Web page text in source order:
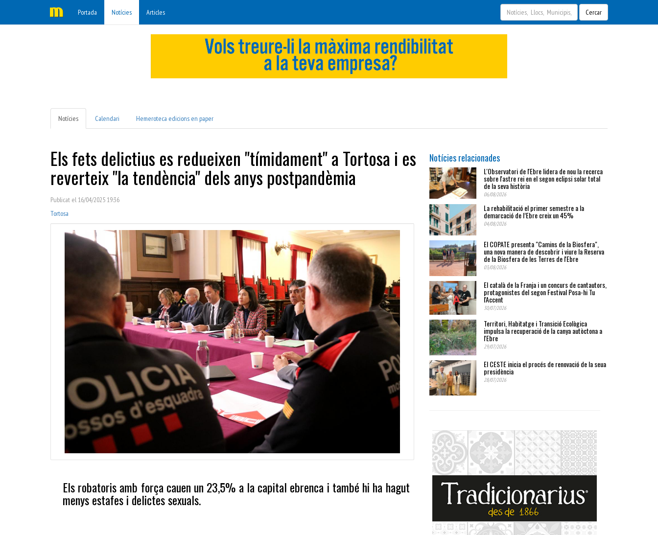
Portada Notícies Articles Cercar
Notícies Calendari Hemeroteca edicions en paper
Els fets delictius es redueixen "tímidament" a Tortosa i es
reverteix "la tendència" dels anys postpandèmia
Publicat el 16/04/2025 19:36
Tortosa
Els robatoris amb força cauen un 23,5% a la capital ebrenca i també hi ha hagut
menys estafes i delictes sexuals.
Notícies relacionades
L'Observatori de l'Ebre lidera de nou la recerca
sobre l'astre rei en el segon eclipsi solar total
de la seva història
06/08/2026
La rehabilitació el primer semestre a la
demarcació de l’Ebre creix un 45%
04/08/2026
El COPATE presenta "Camins de la Biosfera",
una nova manera de descobrir i viure la Reserva
de la Biosfera de les Terres de l'Ebre
03/08/2026
El català de la Franja i un concurs de cantautors,
protagonistes del segon Festival Posa-hi Tu
l'Accent
30/07/2026
Territori, Habitatge i Transició Ecològica
impulsa la recuperació de la canya autòctona a
l'Ebre
29/07/2026
El CESTE inicia el procés de renovació de la seua
presidència
28/07/2026